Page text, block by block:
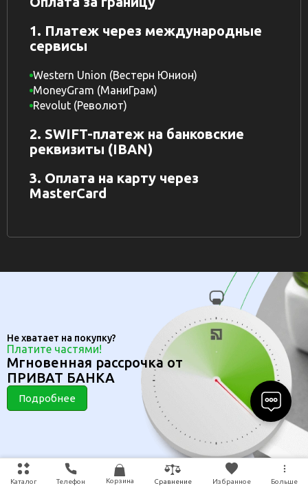
Каталог Телефон Корзина Сравнение Избранное Больше
1. Платеж через международные
сервисы
Western Union (Вестерн Юнион)
MoneyGram (МаниГрам)
Revolut (Револют)
2. SWIFT-платеж на банковские
реквизиты (IBAN)
3. Оплата на карту через
MasterCard
Не хватает на покупку?
Платите частями!
Мгновенная рассрочка от
ПРИВАТ БАНКА
Подробнее